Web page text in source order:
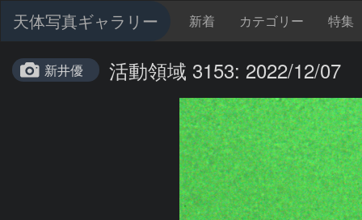
天体写真ギャラリー 新着 カテゴリー 特集
新井優 活動領域 3153: 2022/12/07